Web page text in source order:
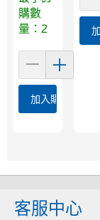
購數
量：2
加入購物車
客服中心